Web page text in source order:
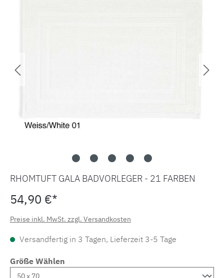
RHOMTUFT GALA BADVORLEGER - 21 FARBEN
54,90 €*
Preise inkl. MwSt. zzgl. Versandkosten
Versandfertig in 3 Tagen, Lieferzeit 3-5 Tage
Größe Wählen